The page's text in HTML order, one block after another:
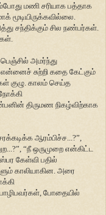
மணி சரியாக பத்தாக
மூடியிருக்கவில்லை.
சந்திக்கும் சில நண்பர்கள்.
பெஞ்சில் அமர்ந்து
சுற்றி கதை கேட்கும்
குழு. காலம் செய்த
திருமண நிகழ்விற்காக
ஆரம்பிச்ச...?”,
“நீ ஒருமுறை என்கிட்ட
கேள்வி பதில்
காலியாகின. அரை
போதையில்